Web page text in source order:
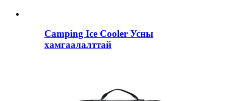
Camping Ice Cooler Усны
хамгаалалттай